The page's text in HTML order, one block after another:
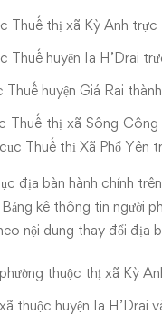
Thuế thị xã Kỳ Anh
Thuế huyện Ia H’Drai
huyện Giá Rai
Thuế thị xã Sông
Thuế thị Xã Phổ Yên
địa bàn hành chính
kê thông tin người
nội dung thay đổi địa
thuộc thị xã Kỳ
thuộc huyện Ia H’Drai